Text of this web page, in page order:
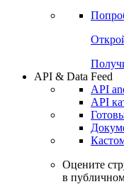
API & Data Feed
API
API
Оцените
в